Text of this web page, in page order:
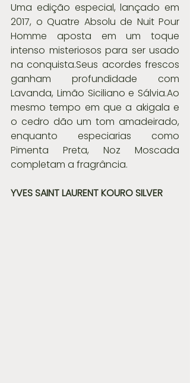
Uma edição especial, lançado em
2017, o Quatre Absolu de Nuit Pour
Homme aposta em um toque
intenso misteriosos para ser usado
na conquista.Seus acordes frescos
ganham profundidade com
Lavanda, Limão Siciliano e Sálvia.Ao
mesmo tempo em que a akigala e
o cedro dão um tom amadeirado,
enquanto especiarias como
Pimenta Preta, Noz Moscada
completam a fragrância.
YVES SAINT LAURENT KOURO SILVER